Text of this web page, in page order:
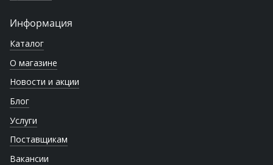
Информация
Каталог
О магазине
Новости и акции
Блог
Услуги
Поставщикам
Вакансии